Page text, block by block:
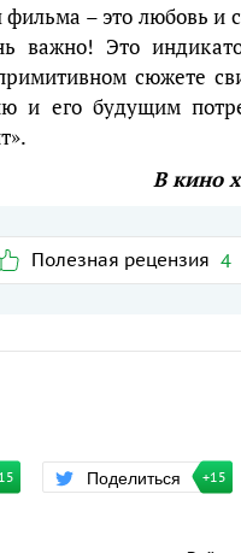
– это любовь и
важно! Это
сюжете
и его будущим
В кино
Полезная рецензия 4
Поделиться +15